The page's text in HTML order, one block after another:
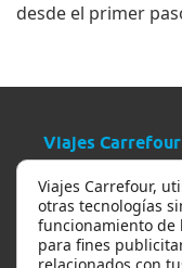
desde el primer
Viajes Carrefour
Ayuda
Viajes Carrefour,
otras tecnologías
funcionamiento de
para fines